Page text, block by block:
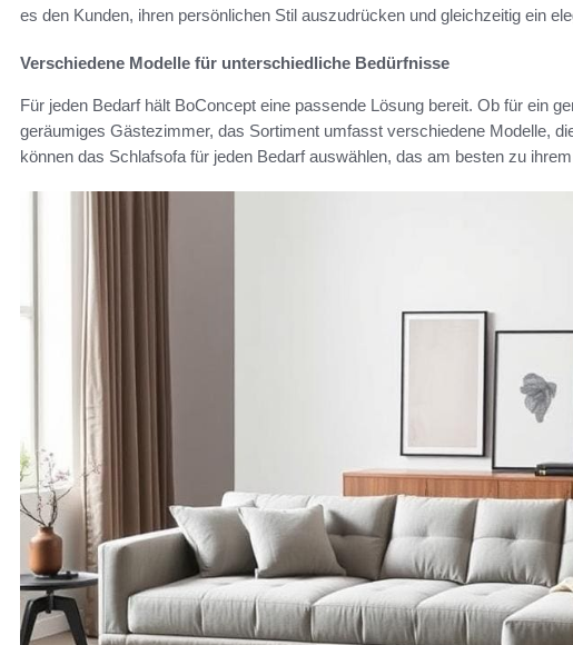
es den Kunden, ihren persönlichen Stil auszudrücken und gleichzeitig ein
Verschiedene Modelle für unterschiedliche Bedürfnisse
Für jeden Bedarf hält BoConcept eine passende Lösung bereit. Ob für ein
geräumiges Gästezimmer, das Sortiment umfasst verschiedene Modelle,
können das Schlafsofa für jeden Bedarf auswählen, das am besten zu